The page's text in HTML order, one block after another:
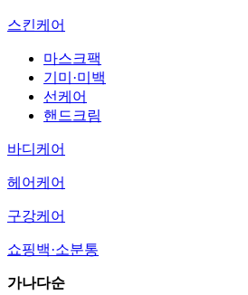
스킨케어
마스크팩
기미·미백
선케어
핸드크림
바디케어
헤어케어
구강케어
쇼핑백·소분통
가나다순